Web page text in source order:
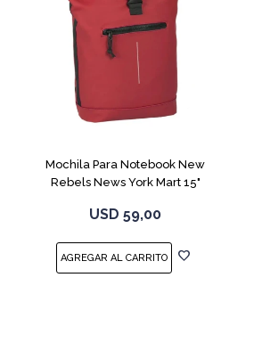
Mochila Para Notebook New
Rebels News York Mart 15"
USD 59,00